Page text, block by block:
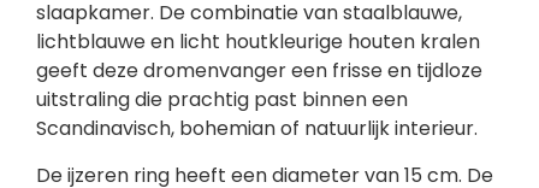
slaapkamer. De combinatie van staalblauwe,
lichtblauwe en licht houtkleurige houten kralen
geeft deze dromenvanger een frisse en tijdloze
uitstraling die prachtig past binnen een
Scandinavisch, bohemian of natuurlijk interieur.
De ijzeren ring heeft een diameter van 15 cm. De